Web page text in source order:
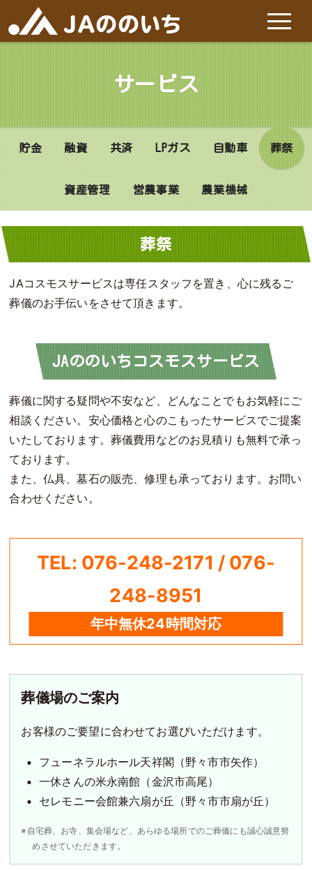
施設と店舗
サービス
特産品
サービス
貯金 融資 共済 LPガス 自動車 葬祭
資産管理 営農事業 農業機械
葬祭
JAコスモスサービスは専任スタッフを置き、心に残るご
葬儀のお手伝いをさせて頂きます。
JAののいちコスモスサービス
葬儀に関する疑問や不安など、どんなことでもお気軽にご
相談ください。安心価格と心のこもったサービスでご提案
いたしております。葬儀費用などのお見積りも無料で承っ
ております。
また、仏具、墓石の販売、修理も承っております。お問い
合わせください。
TEL: 076-248-2171 / 076-
248-8951
年中無休24時間対応
葬儀場のご案内
お客様のご要望に合わせてお選びいただけます。
フューネラルホール天祥閣（野々市市矢作）
一休さんの米永南館（金沢市高尾）
セレモニー会館兼六扇が丘（野々市市扇が丘）
※自宅葬、お寺、集会場など、あらゆる場所でのご葬儀にも誠心誠意努
めさせていただきます。